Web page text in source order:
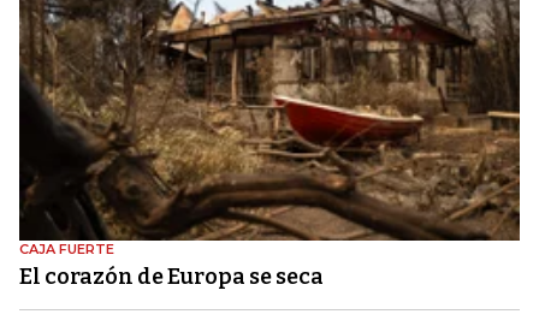
CAJA FUERTE
El corazón de Europa se seca